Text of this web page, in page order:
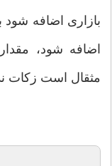
بازاری اضافه شود
مثقال است زكات